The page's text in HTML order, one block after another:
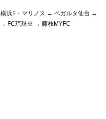
浜F・マリノス → ベガルタ仙台 →
FC琉球※ → 藤枝MYFC